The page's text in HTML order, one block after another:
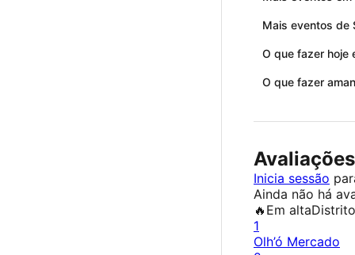
Mais eventos de
O que fazer hoje
O que fazer
Avaliações
Inicia sessão
Ainda não há
🔥 Em alta
1
Olh’ó Mercado